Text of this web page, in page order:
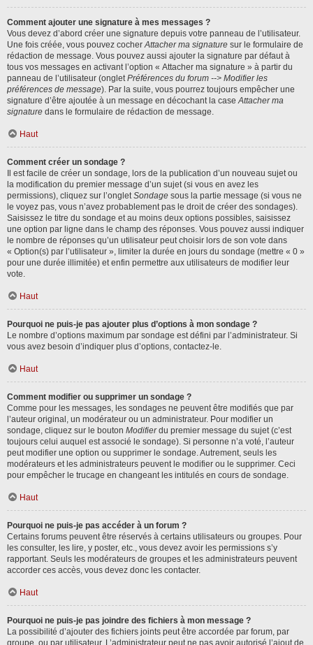
Comment ajouter une signature à mes messages ?
Vous devez d’abord créer une signature depuis votre panneau de l’utilisateur.
Une fois créée, vous pouvez cocherAttacher ma signature sur le formulaire de
rédaction de message. Vous pouvez aussi ajouter la signature par défaut à
tous vos messages en activant l’option « Attacher ma signature » à partir du
panneau de l’utilisateur (ongletPréférences du forum --> Modifier les
préférences de message). Par la suite, vous pourrez toujours empêcher une
signature d’être ajoutée à un message en décochant la caseAttacher ma
signature dans le formulaire de rédaction de message.
Haut
Comment créer un sondage ?
Il est facile de créer un sondage, lors de la publication d’un nouveau sujet ou
la modification du premier message d’un sujet (si vous en avez les
permissions), cliquez sur l’ongletSondage sous la partie message (si vous ne
le voyez pas, vous n’avez probablement pas le droit de créer des sondages).
Saisissez le titre du sondage et au moins deux options possibles, saisissez
une option par ligne dans le champ des réponses. Vous pouvez aussi indiquer
le nombre de réponses qu’un utilisateur peut choisir lors de son vote dans
« Option(s) par l’utilisateur », limiter la durée en jours du sondage (mettre « 0 »
pour une durée illimitée) et enfin permettre aux utilisateurs de modifier leur
vote.
Haut
Pourquoi ne puis-je pas ajouter plus d’options à mon sondage ?
Le nombre d’options maximum par sondage est défini par l’administrateur. Si
vous avez besoin d’indiquer plus d’options, contactez-le.
Haut
Comment modifier ou supprimer un sondage ?
Comme pour les messages, les sondages ne peuvent être modifiés que par
l’auteur original, un modérateur ou un administrateur. Pour modifier un
sondage, cliquez sur le bouton Modifierdu premier message du sujet (c’est
toujours celui auquel est associé le sondage). Si personne n’a voté, l’auteur
peut modifier une option ou supprimer le sondage. Autrement, seuls les
modérateurs et les administrateurs peuvent le modifier ou le supprimer. Ceci
pour empêcher le trucage en changeant les intitulés en cours de sondage.
Haut
Pourquoi ne puis-je pas accéder à un forum ?
Certains forums peuvent être réservés à certains utilisateurs ou groupes. Pour
les consulter, les lire, y poster, etc., vous devez avoir les permissions s’y
rapportant. Seuls les modérateurs de groupes et les administrateurs peuvent
accorder ces accès, vous devez donc les contacter.
Haut
Pourquoi ne puis-je pas joindre des fichiers à mon message ?
La possibilité d’ajouter des fichiers joints peut être accordée par forum, par
groupe, ou par utilisateur. L’administrateur peut ne pas avoir autorisé l’ajout de